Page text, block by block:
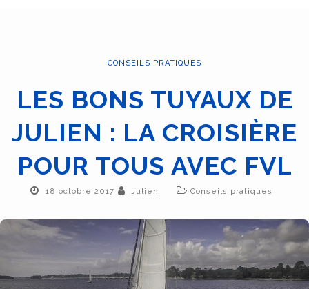
CONSEILS PRATIQUES
LES BONS TUYAUX DE
JULIEN : LA CROISIÈRE
POUR TOUS AVEC FVL
18 octobre 2017 Julien Conseils pratiques